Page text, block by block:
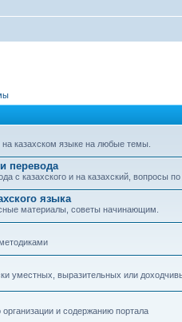
казахском языке на любые темы.
перевода
с казахского и на казахский, вопросы
языка
материалы, советы начинающим.
уместных, выразительных или
и содержанию портала